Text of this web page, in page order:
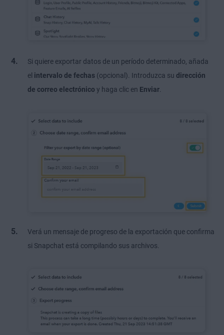
Si quiere exportar datos de un período determinado, añada
el intervalo de fechas (opcional). Introduzca su dirección
de correo electrónico y haga clic en Enviar
Verá un mensaje de progreso de la exportación que confirma
si Snapchat está compilando sus archivos.